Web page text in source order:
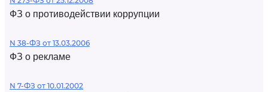
ФЗ о противодействии коррупции
N 38-ФЗ от 13.03.2006
ФЗ о рекламе
N 7-ФЗ от 10.01.2002